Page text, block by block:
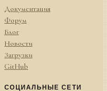
Документация
Форум
Блог
Новости
Загрузки
GitHub
СОЦИАЛЬНЫЕ СЕТИ